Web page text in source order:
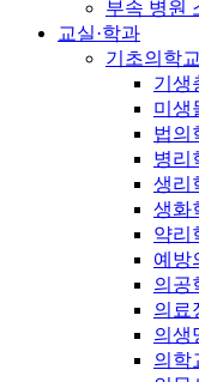
부속 병원
교실·학과
기초의학
기생
미생
법의
병리
생리
생화
약리
예방
의공
의료
의생
의학